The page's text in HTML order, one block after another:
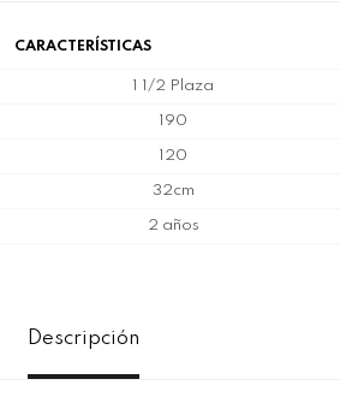
CARACTERÍSTICAS
1 1/2 Plaza
190
120
32cm
2 años
Descripción